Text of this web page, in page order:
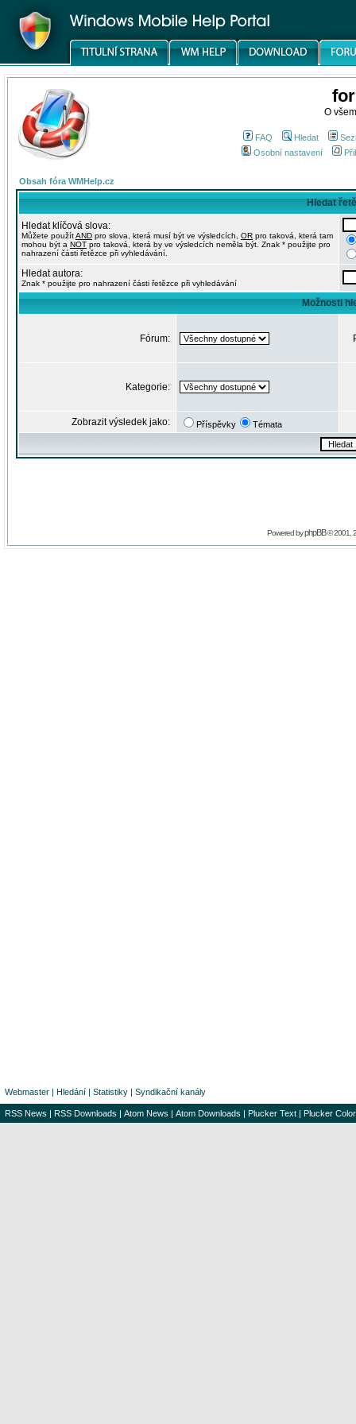
O
FAQ Hledat
Osobní nastavení
Obsah fóra WMHelp.cz
Hledat
Hledat klíčová slova:
Můžete použítAND pro slova, která musí být ve výsledcích, OR pro taková, která tam
mohou být a NOT pro taková, která by ve výsledcích neměla být. Znak * použijte pro
nahrazení části řetězce při vyhledávání.
Hledat autora:
Znak * použijte pro nahrazení části řetězce při vyhledávání
Možnosti
Fórum:
Kategorie:
Zobrazit výsledek jako: Příspěvky Témata
Powered byphpBB© 2001,
Webmaster | Hledání | Statistiky | Syndikační kanály
RSS News | RSS Downloads | Atom News | Atom Downloads | Plucker Text | Plucker Color